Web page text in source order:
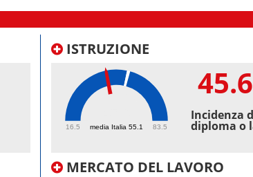
ISTRUZIONE
media Italia 55.1
16.5 83.5
45.6
Incidenza
diploma o
MERCATO DEL LAVORO